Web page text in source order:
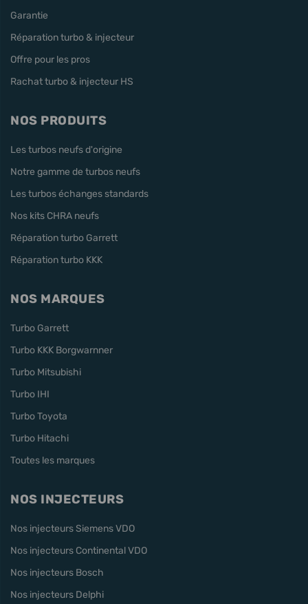
Garantie
Réparation turbo & injecteur
Offre pour les pros
Rachat turbo & injecteur HS
NOS PRODUITS
Les turbos neufs d'origine
Notre gamme de turbos neufs
Les turbos échanges standards
Nos kits CHRA neufs
Réparation turbo Garrett
Réparation turbo KKK
NOS MARQUES
Turbo Garrett
Turbo KKK Borgwarnner
Turbo Mitsubishi
Turbo IHI
Turbo Toyota
Turbo Hitachi
Toutes les marques
NOS INJECTEURS
Nos injecteurs Siemens VDO
Nos injecteurs Continental VDO
Nos injecteurs Bosch
Nos injecteurs Delphi